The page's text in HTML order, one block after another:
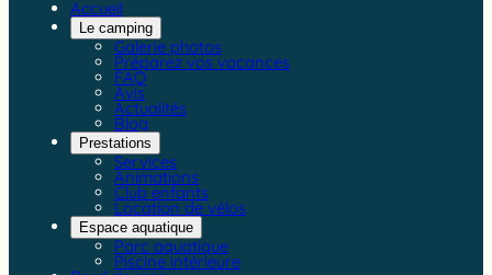
Accueil
Le camping
Galerie photos
Préparez vos vacances
FAQ
Avis
Actualités
Blog
Prestations
Services
Animations
Club enfants
Location de vélos
Espace aquatique
Parc aquatique
Piscine intérieure